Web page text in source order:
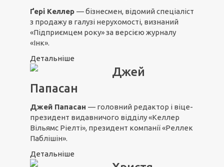
Ґері Келлер — бізнесмен, відомий спеціаліст
з продажу в галузі нерухомості, визнаний
«Підприємцем року» за версією журналу
«Інк».
Детальніше
Джей
Папасан
Джей Папасан — головний редактор і віце-
президент видавничого відділу «Келлер
Вільямс Ріелті», президент компанії «Реллек
Паблішін».
Детальніше